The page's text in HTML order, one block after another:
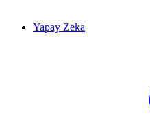
Yapay Zeka